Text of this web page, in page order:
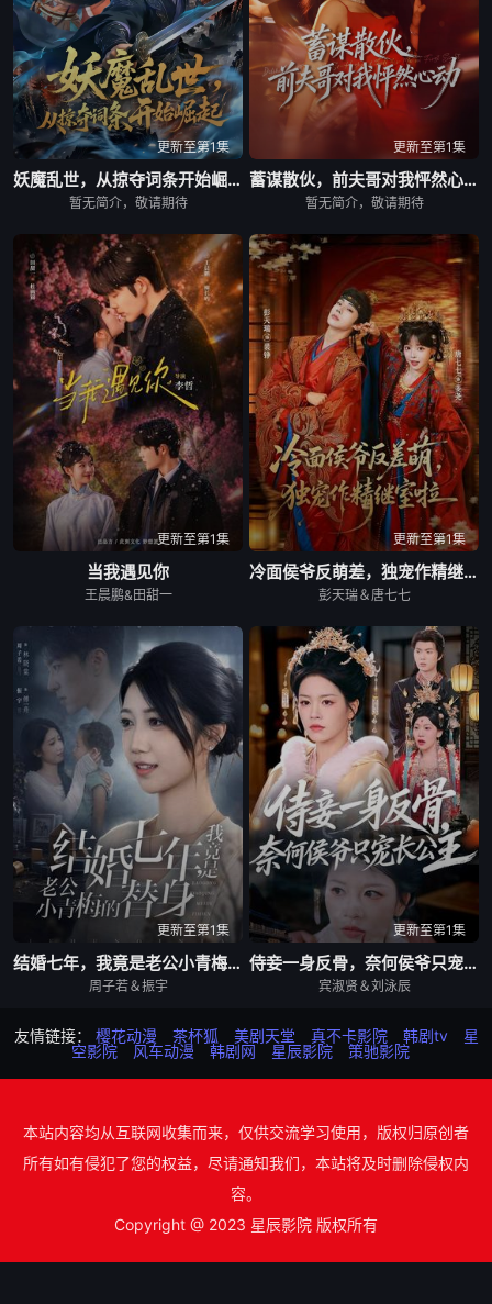
更新至第1集
妖魔乱世，从掠夺词条开始崛起
暂无简介，敬请期待
更新至第1集
蓄谋散伙，前夫哥对我怦然心动
暂无简介，敬请期待
更新至第1集
当我遇见你
王晨鹏&田甜一
更新至第1集
冷面侯爷反萌差，独宠作精继室啦
彭天瑞＆唐七七
更新至第1集
结婚七年，我竟是老公小青梅的替身
周子若＆振宇
更新至第1集
侍妾一身反骨，奈何侯爷只宠长公主
宾淑贤＆刘泳辰
友情链接： 樱花动漫 茶杯狐 美剧天堂 真不卡影院 韩剧tv
星
空影院
风车动漫 韩剧网 星辰影院 策驰影院
本站内容均从互联网收集而来，仅供交流学习使用，版权归原创者
所有如有侵犯了您的权益，尽请通知我们，本站将及时删除侵权内
容。
Copyright @ 2023 星辰影院 版权所有